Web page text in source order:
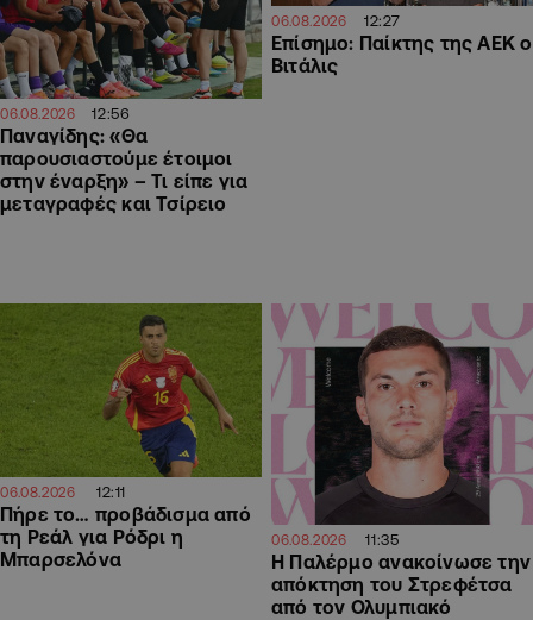
06.08.2026 12:56
Παναγίδης: «Θα
παρουσιαστούμε έτοιμοι
στην έναρξη» – Τι είπε για
μεταγραφές και Τσίρειο
06.08.2026 12:27
Επίσημο: Παίκτης της ΑΕΚ ο
Βιτάλις
06.08.2026 12:11
Πήρε το… προβάδισμα από
τη Ρεάλ για Ρόδρι η
Μπαρσελόνα
06.08.2026 11:35
Η Παλέρμο ανακοίνωσε την
απόκτηση του Στρεφέτσα
από τον Ολυμπιακό